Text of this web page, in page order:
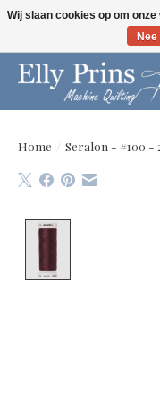
Let op: gewijzigde
Home / Seralon - #100 -
Wij slaan cookies op om
Nee